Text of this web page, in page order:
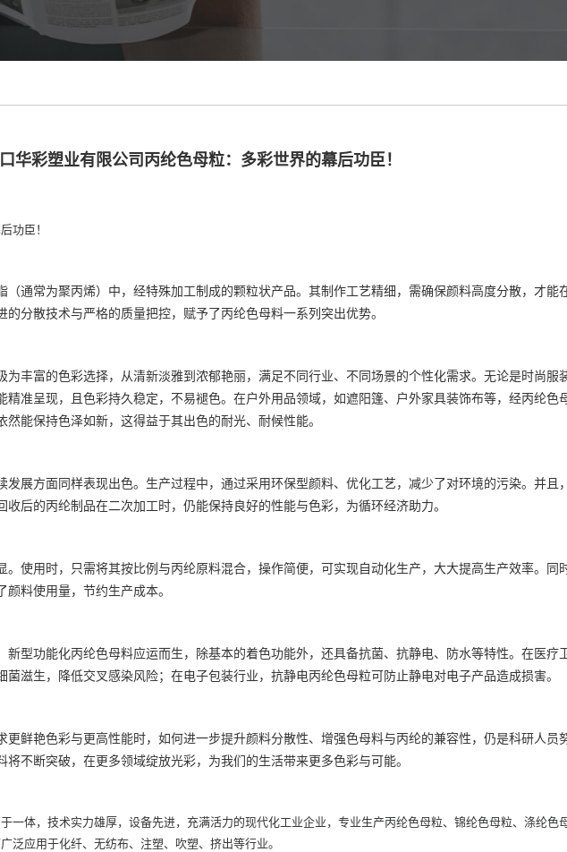
华彩塑业有限公司丙纶色母粒：多彩世界的幕后功臣！
功臣！
（通常为聚丙烯）中，经特殊加工制成的颗粒状产品。其制作工艺精细，需确保颜料高度分散，才能
分散技术与严格的质量把控，赋予了丙纶色母料一系列突出优势。
丰富的色彩选择，从清新淡雅到浓郁艳丽，满足不同行业、不同场景的个性化需求。无论是时尚服
准呈现，且色彩持久稳定，不易褪色。在户外用品领域，如遮阳篷、户外家具装饰布等，经丙纶色
能保持色泽如新，这得益于其出色的耐光、耐候性能。
发展方面同样表现出色。生产过程中，通过采用环保型颜料、优化工艺，减少了对环境的污染。并且
后的丙纶制品在二次加工时，仍能保持良好的性能与色彩，为循环经济助力。
使用时，只需将其按比例与丙纶原料混合，操作简便，可实现自动化生产，大大提高生产效率。同
料使用量，节约生产成本。
型功能化丙纶色母料应运而生，除基本的着色功能外，还具备抗菌、抗静电、防水等特性。在医疗
滋生，降低交叉感染风险；在电子包装行业，抗静电丙纶色母粒可防止静电对电子产品造成损害。
更鲜艳色彩与更高性能时，如何进一步提升颜料分散性、增强色母料与丙纶的兼容性，仍是科研人员
不断突破，在更多领域绽放光彩，为我们的生活带来更多色彩与可能。
一体，技术实力雄厚，设备先进，充满活力的现代化工业企业，专业生产丙纶色母粒、 锦纶色母粒、 涤纶色
泛应用于化纤、无纺布、注塑、吹塑、挤出等行业。